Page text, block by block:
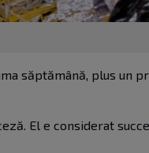
săptămână, plus un
El e considerat